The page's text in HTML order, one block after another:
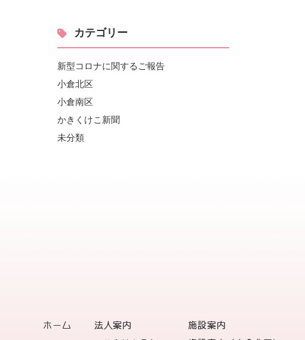
カテゴリー
新型コロナに関するご報告
小倉北区
小倉南区
かきくけこ新聞
未分類
ホーム 法人案内
施設案内